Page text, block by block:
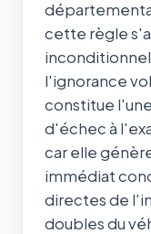
cette règle
l'ignorance
constitue
d'échec à
car elle
immédiat
directes de
doubles du